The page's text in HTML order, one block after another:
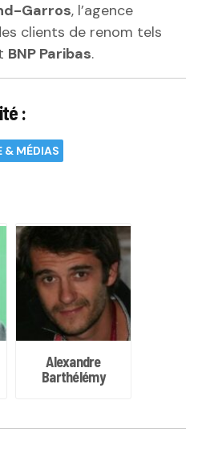
Garros, l’agence
clients de renom tels
BNP Paribas.
:
& MÉDIAS
Alexandre
Barthélémy